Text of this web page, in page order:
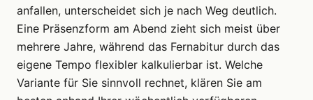
anfallen, unterscheidet sich je nach Weg deutlich.
Eine Präsenzform am Abend zieht sich meist über
mehrere Jahre, während das Fernabitur durch das
eigene Tempo flexibler kalkulierbar ist. Welche
Variante für Sie sinnvoll rechnet, klären Sie am